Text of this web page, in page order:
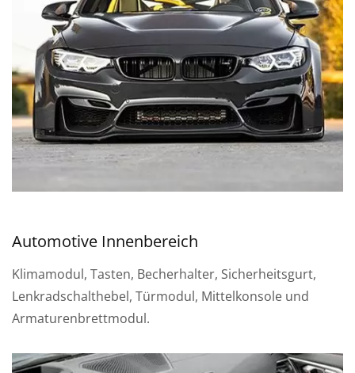
Automotive Innenbereich
Klimamodul, Tasten, Becherhalter, Sicherheitsgurt,
Lenkradschalthebel, Türmodul, Mittelkonsole und
Armaturenbrettmodul.